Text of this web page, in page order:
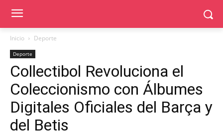
Inicio Deporte
Deporte
Collectibol Revoluciona el
Coleccionismo con Álbumes
Digitales Oficiales del Barça y
del Betis